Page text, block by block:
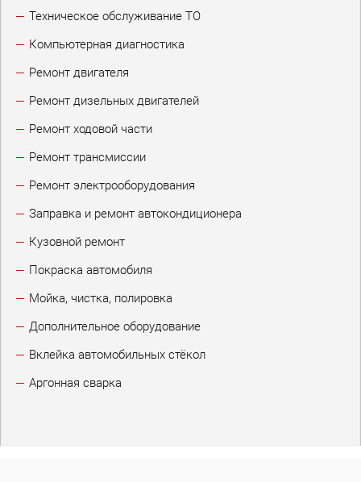
Техническое обслуживание ТО
Компьютерная диагностика
Ремонт двигателя
Ремонт дизельных двигателей
Ремонт ходовой части
Ремонт трансмиссии
Ремонт электрооборудования
Заправка и ремонт автокондиционера
Кузовной ремонт
Покраска автомобиля
Мойка, чистка, полировка
Дополнительное оборудование
Вклейка автомобильных стёкол
Аргонная сварка